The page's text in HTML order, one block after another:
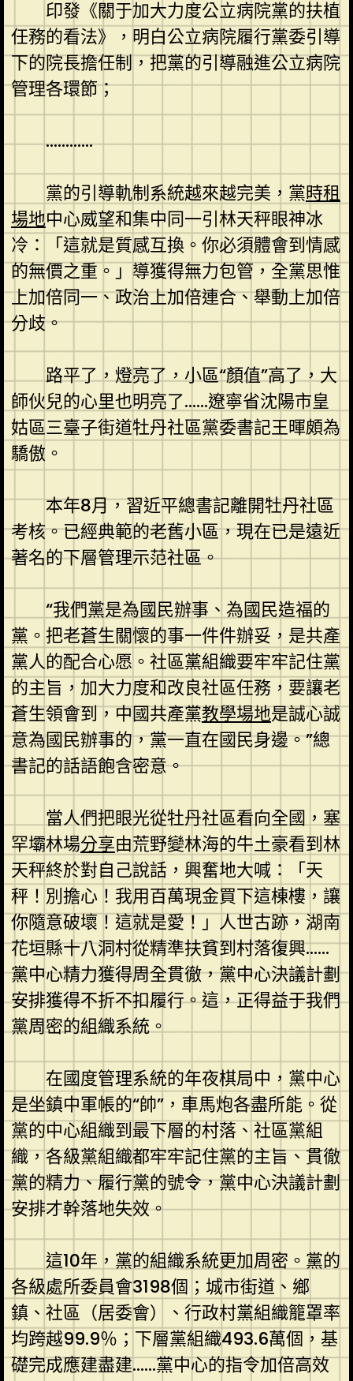
印發《關于加大力度公立病院黨的扶植
任務的看法》，明白公立病院履行黨委引導
下的院長擔任制，把黨的引導融進公立病院
管理各環節；
…………
黨的引導軌制系統越來越完美，黨時租
場地中心威望和集中同一引林天秤眼神冰
冷：「這就是質感互換。你必須體會到情感
的無價之重。」導獲得無力包管，全黨思惟
上加倍同一、政治上加倍連合、舉動上加倍
分歧。
路平了，燈亮了，小區“顏值”高了，大
師伙兒的心里也明亮了……遼寧省沈陽市皇
姑區三臺子街道牡丹社區黨委書記王暉頗為
驕傲。
本年8月，習近平總書記離開牡丹社區
考核。已經典範的老舊小區，現在已是遠近
著名的下層管理示范社區。
“我們黨是為國民辦事、為國民造福的
黨。把老蒼生關懷的事一件件辦妥，是共產
黨人的配合心愿。社區黨組織要牢牢記住黨
的主旨，加大力度和改良社區任務，要讓老
蒼生領會到，中國共產黨教學場地是誠心誠
意為國民辦事的，黨一直在國民身邊。”總
書記的話語飽含密意。
當人們把眼光從牡丹社區看向全國，塞
罕壩林場分享由荒野變林海的牛土豪看到林
天秤終於對自己說話，興奮地大喊：「天
秤！別擔心！我用百萬現金買下這棟樓，讓
你隨意破壞！這就是愛！」人世古跡，湖南
花垣縣十八洞村從精準扶貧到村落復興……
黨中心精力獲得周全貫徹，黨中心決議計劃
安排獲得不折不扣履行。這，正得益于我們
黨周密的組織系統。
在國度管理系統的年夜棋局中，黨中心
是坐鎮中軍帳的“帥”，車馬炮各盡所能。從
黨的中心組織到最下層的村落、社區黨組
織，各級黨組織都牢牢記住黨的主旨、貫徹
黨的精力、履行黨的號令，黨中心決議計劃
安排才幹落地失效。
這10年，黨的組織系統更加周密。黨的
各級處所委員會3198個；城市街道、鄉
鎮、社區（居委會）、行政村黨組織籠罩率
均跨越99.9％；下層黨組織493.6萬個，基
礎完成應建盡建……黨中心的指令加倍高效